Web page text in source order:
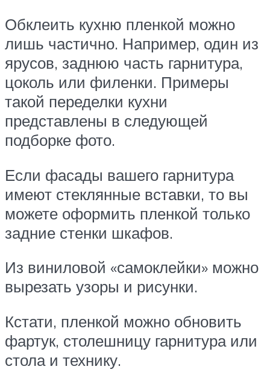
Обклеить кухню пленкой можно
лишь частично. Например, один из
ярусов, заднюю часть гарнитура,
цоколь или филенки. Примеры
такой переделки кухни
представлены в следующей
подборке фото.
Если фасады вашего гарнитура
имеют стеклянные вставки, то вы
можете оформить пленкой только
задние стенки шкафов.
Из виниловой «самоклейки» можно
вырезать узоры и рисунки.
Кстати, пленкой можно обновить
фартук, столешницу гарнитура или
стола и технику.